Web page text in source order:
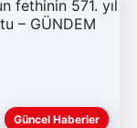
Güncel Haberler